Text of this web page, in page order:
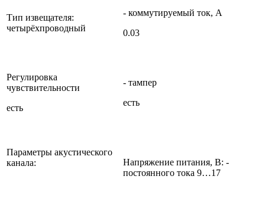
Тип извещателя:
четырёхпроводный
- коммутируемый ток, А
0.03
Регулировка
чувствительности
есть
- тампер
есть
Параметры акустического
канала:
Напряжение питания, B: -
постоянного тока 9…17